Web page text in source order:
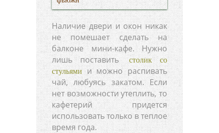
Наличие двери и окон никак
не помешает сделать на
балконе мини-кафе. Нужно
лишь поставить
столик со
стульями
и можно распивать
чай, любуясь закатом. Если
нет возможности утеплить, то
кафетерий придется
использовать только в теплое
время года.